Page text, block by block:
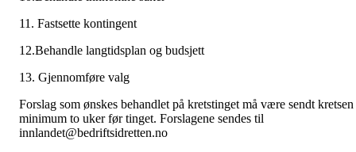
11. Fastsette kontingent
12.Behandle langtidsplan og budsjett
13. Gjennomføre valg
Forslag som ønskes behandlet på kretstinget må være sendt kretsen
minimum to uker før tinget. Forslagene sendes til
innlandet@bedriftsidretten.no